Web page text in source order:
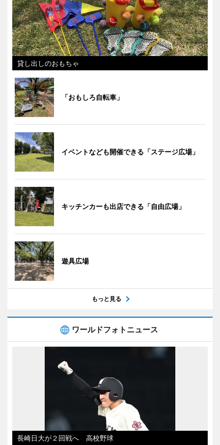
貸し出しのおもちゃ
「おもしろ自転車」
イベントなども開催できる「ステージ広場」
キッチンカーも出店できる「自由広場」
遊具広場
もっと見る
ワールドフォトニュース
長崎日大が２回戦へ 高校野球